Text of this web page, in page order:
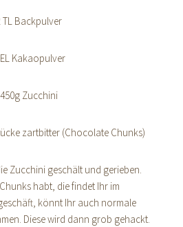
TL Backpulver
Kakaopulver
450g Zucchini
zartbitter (Chocolate Chunks)
Zucchini geschält und gerieben.
habt, die findet Ihr im
könnt Ihr auch normale
Diese wird dann grob gehackt.